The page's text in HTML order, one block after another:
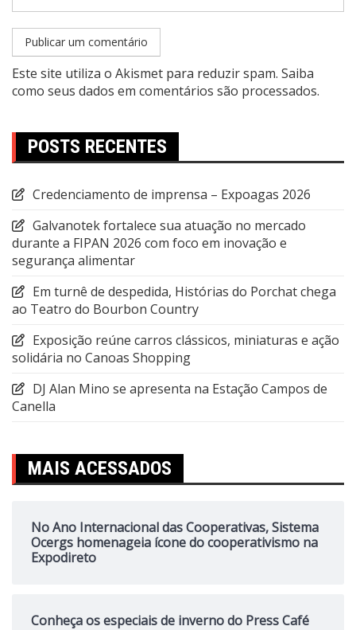
Este site utiliza o Akismet para reduzir spam. Saiba
como seus dados em comentários são processados.
POSTS RECENTES
Credenciamento de imprensa – Expoagas 2026
Galvanotek fortalece sua atuação no mercado
durante a FIPAN 2026 com foco em inovação e
segurança alimentar
Em turnê de despedida, Histórias do Porchat chega
ao Teatro do Bourbon Country
Exposição reúne carros clássicos, miniaturas e ação
solidária no Canoas Shopping
DJ Alan Mino se apresenta na Estação Campos de
Canella
MAIS ACESSADOS
No Ano Internacional das Cooperativas, Sistema
Ocergs homenageia ícone do cooperativismo na
Expodireto
Conheça os especiais de inverno do Press Café